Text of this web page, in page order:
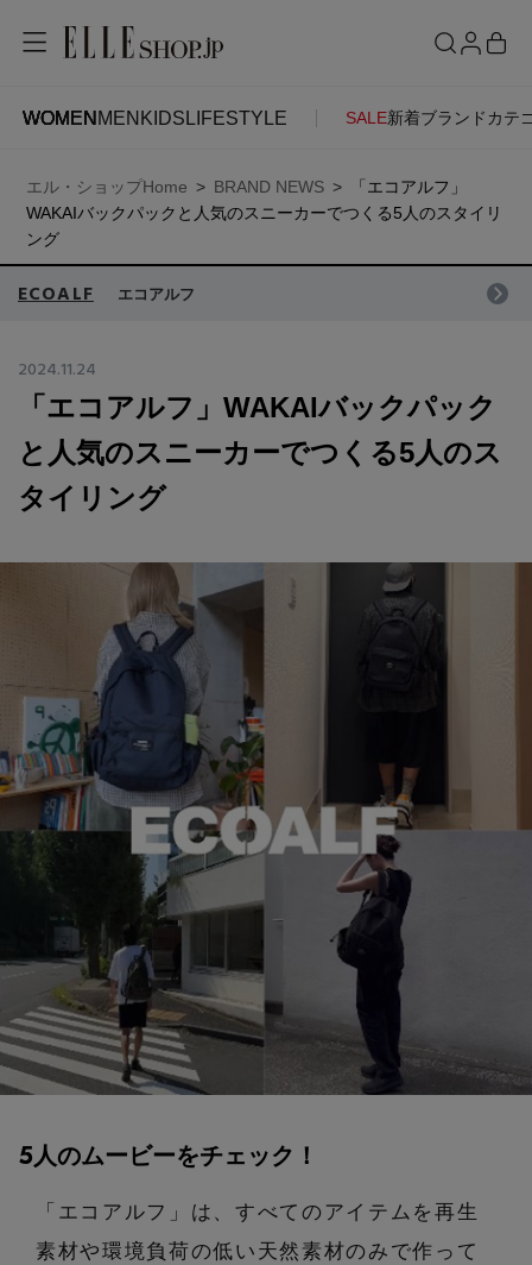
WOMEN MEN KIDS LIFESTYLE SALE新着ブランド カテ
WOMENMENKIDSLIFESTYLE
ITEMS
新着アイテム
再入荷アイテム
ランキング
最旬！トレンドワード
【雨の日】急な雨対策グッズ
【Tシャツ】デイリーに活躍
【サンダル】ビーサンの季節！
【ワンピース】猛暑日はこれ！
【リネン】涼しい夏素材
【CFCL】注目のPOP-UP
【限定】ここでしか買えないアイテム
アイテム一覧
SALE
CATEGORY
ウェア
すべてのウェア
ワンピース・チュニック
シューズ
すべてのシューズ
サンダル
パンプス
バッグ・財布
すべてのバッグ・財布
ファッション小物
すべてのファッション小物
アクセサリー
ACCOUNT
お気に入りアイテム
お気に入りブランド
ご注文履歴
ポイント・クーポン
アカウント連携
マイページ
SUPPORT
ご利用ガイド
カスタマーサポート
エル・ショップについて
お知らせ
よくあるご質問
SEE RESULTS
エル・ショップHome BRAND NEWS
「エコアルフ」
WAKAIバックパックと人気のスニーカーでつくる5人のスタイリ
ング
ECOALF エコアルフ
2024.11.24
「エコアルフ」WAKAIバックパック
と人気のスニーカーでつくる5人のス
タイリング
5人のムービーをチェック！
「エコアルフ」は、すべてのアイテムを再生
素材や環境負荷の低い天然素材のみで作って